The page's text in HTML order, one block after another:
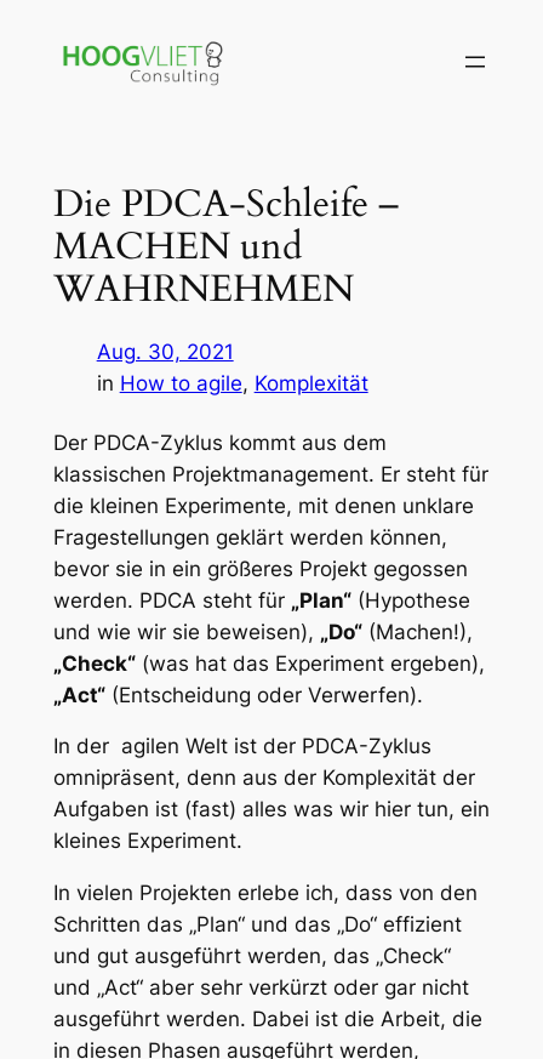
Die PDCA-Schleife –
MACHEN und
WAHRNEHMEN
Aug. 30, 2021
in How to agile, Komplexität
Der PDCA-Zyklus kommt aus dem
klassischen Projektmanagement. Er steht für
die kleinen Experimente, mit denen unklare
Fragestellungen geklärt werden können,
bevor sie in ein größeres Projekt gegossen
werden. PDCA steht für „Plan“(Hypothese
und wie wir sie beweisen), „Do“(Machen!),
„Check“(was hat das Experiment ergeben),
„Act“(Entscheidung oder Verwerfen).
In der agilen Welt ist der PDCA-Zyklus
omnipräsent, denn aus der Komplexität der
Aufgaben ist (fast) alles was wir hier tun, ein
kleines Experiment.
In vielen Projekten erlebe ich, dass von den
Schritten das „Plan“ und das „Do“ effizient
und gut ausgeführt werden, das „Check“
und „Act“ aber sehr verkürzt oder gar nicht
ausgeführt werden. Dabei ist die Arbeit, die
in diesen Phasen ausgeführt werden,